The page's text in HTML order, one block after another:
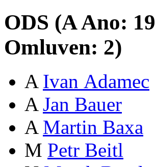
ODS (AAno: 19
Omluven: 2)
A Ivan Adamec
A Jan Bauer
A Martin Baxa
M Petr Beitl